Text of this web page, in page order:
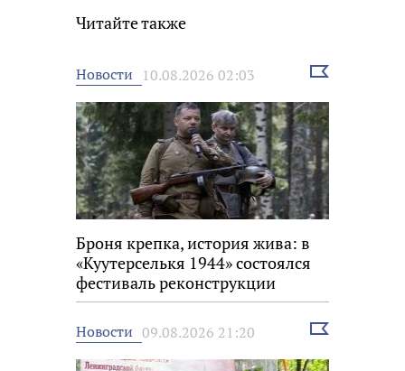
Читайте также
Новости 10.08.2026 02:03
Выбрать
Броня крепка, история жива: в
«Куутерселькя 1944» состоялся
фестиваль реконструкции
Новости 09.08.2026 21:20
Выбрать